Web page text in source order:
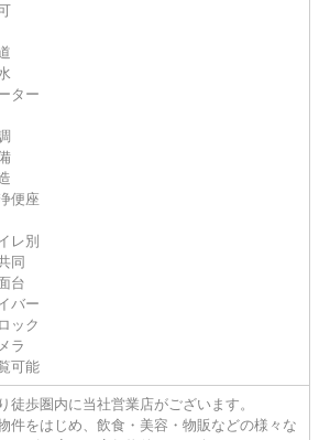
ター
便座
レ別
同
台
バー
ック
ラ
可能
徒歩圏内に当社営業店がございます。
件をはじめ、飲食・美容・物販などの様々な